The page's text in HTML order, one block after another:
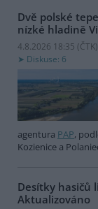
Dvě polské
nízké hladině
4.8.2026 18:35 (ČTK)
Diskuse: 6
agentura PAP,
Kozienice a
Desítky hasičů
Aktualizováno